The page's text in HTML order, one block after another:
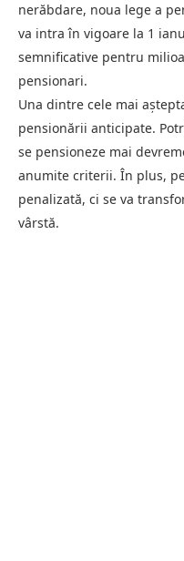
nerăbdare, noua lege a
va intra în vigoare la 1
semnificative pentru
pensionari.
Una dintre cele mai
pensionării anticipate.
se pensioneze mai
anumite criterii. În plus,
penalizată, ci se va
vârstă.